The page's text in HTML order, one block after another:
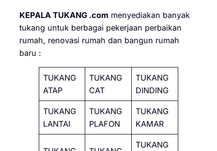
KEPALA TUKANG .com menyediakan banyak
tukang untuk berbagai pekerjaan perbaikan
rumah, renovasi rumah dan bangun rumah
baru :
TUKANG
ATAP
TUKANG
CAT
TUKANG
DINDING
TUKANG
LANTAI
TUKANG
PLAFON
TUKANG
KAMAR
TUKANG